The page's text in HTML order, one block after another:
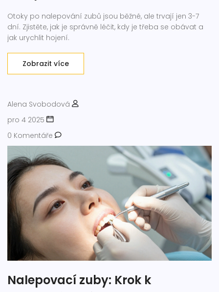
Otoky po nalepování zubů jsou běžné, ale trvají jen 3-7
dní. Zjistěte, jak je správně léčit, kdy je třeba se obávat a
jak urychlit hojení.
Zobrazit více
Alena Svobodová
pro 4 2025
0 Komentáře
Nalepovací zuby: Krok k